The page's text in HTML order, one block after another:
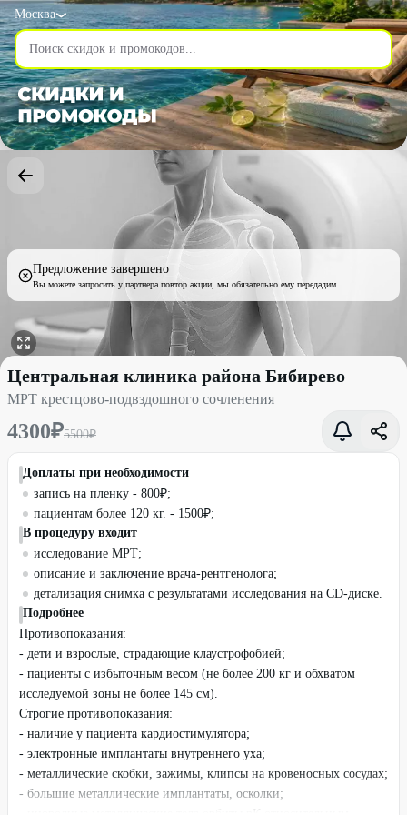
Москва
Предложение завершено
Вы можете запросить у партнера повтор акции, мы обязательно ему передадим
МРТ крестцово-подвздошного сочленения со скидкой 22% -
Центральная клиника района Бибирево
МРТ крестцово-подвздошного сочленения
4300₽5500₽
Доплаты при необходимости
запись на пленку - 800₽;
пациентам более 120 кг. - 1500₽;
В процедуру входит
исследование МРТ;
описание и заключение врача-рентгенолога;
детализация снимка с результатами исследования на CD-диске.
Подробнее
Противопоказания:
- дети и взрослые, страдающие клаустрофобией;
- пациенты с избыточным весом (не более 200 кг и обхватом
исследуемой зоны не более 145 см).
Строгие противопоказания:
- наличие у пациента кардиостимулятора;
- электронные имплантаты внутреннего уха;
- металлические скобки, зажимы, клипсы на кровеносных сосудах;
- большие металлические имплантаты, осколки;